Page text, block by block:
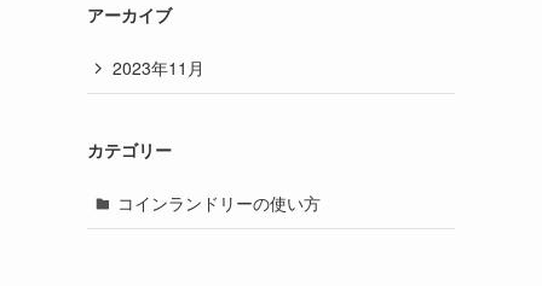
アーカイブ
2023年11月
カテゴリー
コインランドリーの使い方